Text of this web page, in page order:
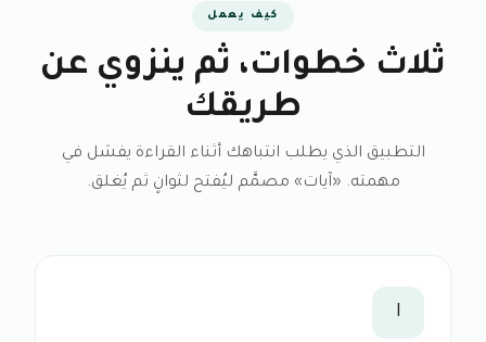
كيف يعمل
ثلاث خطوات، ثم ينزوي عن
طريقك
التطبيق الذي يطلب انتباهك أثناء القراءة يفشل في
مهمته. «آيات» مصمَّم ليُفتح لثوانٍ ثم يُغلق.
١